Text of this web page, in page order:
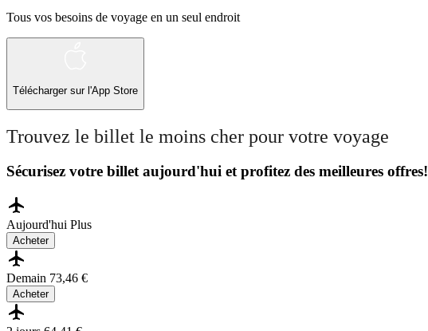
Tous vos besoins de voyage en un seul endroit
Télécharger sur l'App Store
Trouvez le billet le moins cher pour votre voyage
Sécurisez votre billet aujourd'hui et profitez des meilleures offres!
Aujourd'hui Plus
Acheter
Demain 73,46 €
Acheter